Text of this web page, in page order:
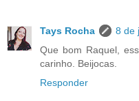
Tays Rocha
8 de
Que bom Raquel,
carinho. Beijocas.
Responder